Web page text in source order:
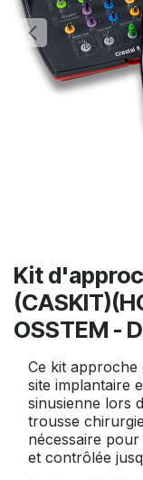
Kit
OSSTEM -
Ce kit
site implantaire
sinusienne lors
trousse
nécessaire
et contrôlée